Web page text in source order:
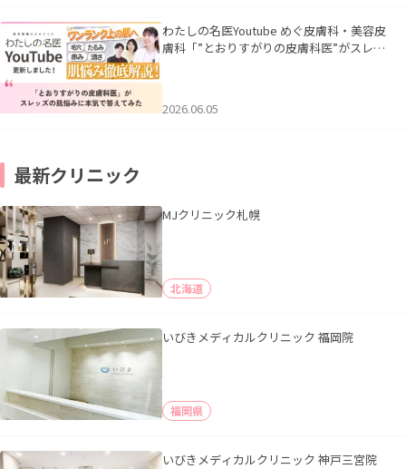
わたしの名医Youtube めぐ皮膚科・美容皮
膚科「”とおりすがりの皮膚科医”がスレッ
2026.06.05
最新クリニック
MJクリニック札幌
北海道
いびきメディカルクリニック 福岡院
福岡県
いびきメディカルクリニック 神戸三宮院